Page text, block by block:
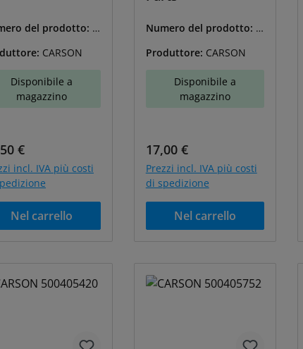
del prodotto: T
CARSON
Disponibile a
magazzino
normale:
€
incl. IVA più costi
Nel carrello
Numero del prodotto: T
Produttore: CARSON
Disponibile a
magazzino
Prezzo normale:
17,00 €
Prezzi incl. IVA più costi
di spedizione
Nel carrello